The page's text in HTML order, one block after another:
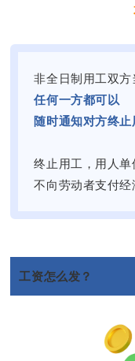
非全日制用工双方
任何一方都可以
随时通知对方终止
终止用工，用人单
不向劳动者支付经
工资怎么发？